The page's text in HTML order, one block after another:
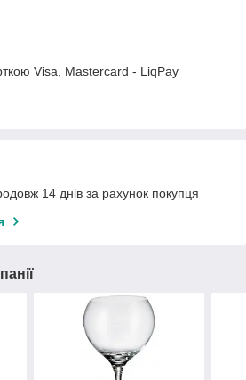
Visa, Mastercard - LiqPay
14 днів за рахунок покупця